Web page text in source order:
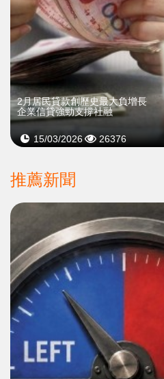
2月居民貸款創歷史最大負增長
企業信貸強勁支撐社融
15/03/2026 26376
推薦新聞